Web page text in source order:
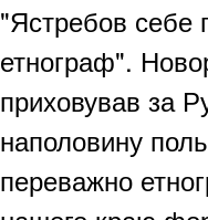
"Ястребов себе
етнограф".
приховував за
наполовину
переважно